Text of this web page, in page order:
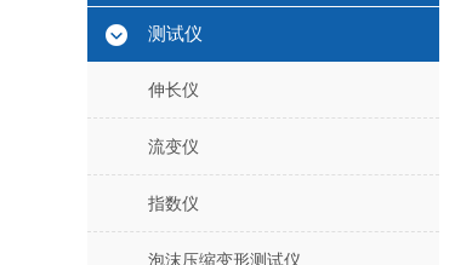
测试仪
伸长仪
流变仪
指数仪
泡沫压缩变形测试仪